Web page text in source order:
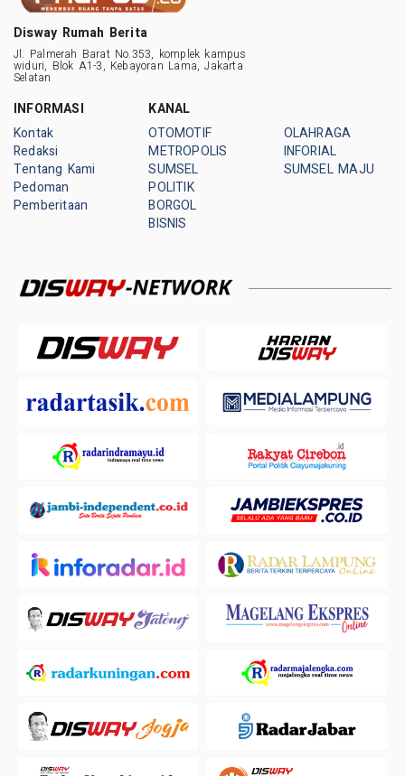
Disway Rumah Berita
Jl. Palmerah Barat No.353, komplek kampus
widuri, Blok A1-3, Kebayoran Lama, Jakarta
Selatan
INFORMASI
Kontak
Redaksi
Tentang Kami
Pedoman
Pemberitaan
KANAL
OTOMOTIF
METROPOLIS
SUMSEL
POLITIK
BORGOL
BISNIS
OLAHRAGA
INFORIAL
SUMSEL MAJU